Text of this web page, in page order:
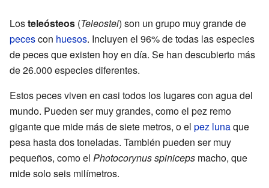
Losteleósteos (Teleostei) son un grupo muy grande de
pecescon huesos. Incluyen el 96% de todas las especies
de peces que existen hoy en día. Se han descubierto más
de 26.000 especies diferentes.
Estos peces viven en casi todos los lugares con agua del
mundo. Pueden ser muy grandes, como el pez remo
gigante que mide más de siete metros, o el pez lunaque
pesa hasta dos toneladas. También pueden ser muy
pequeños, como el Photocorynus spiniceps macho, que
mide solo seis milímetros.